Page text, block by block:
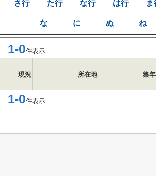
さ行 た行 な行 は行
な に ぬ ね
1-0件表示
現況 所在地 築
1-0件表示